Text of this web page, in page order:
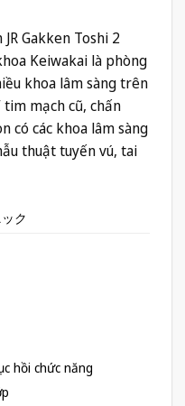
Gakken Toshi 2
Keiwakai là phòng
khoa lâm sàng trên
mạch cũ, chấn
có các khoa lâm sàng
thuật tuyến vú, tai
ク
hồi chức năng